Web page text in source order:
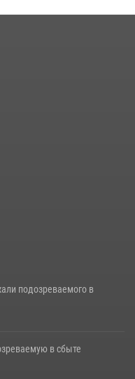
судимую
подозреваемого в
в сбыте